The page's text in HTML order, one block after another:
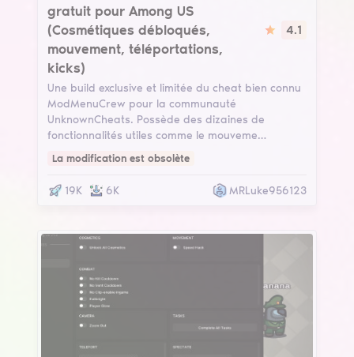
gratuit pour Among US
(Cosmétiques débloqués,
mouvement, téléportations,
kicks)
4.1
Une build exclusive et limitée du cheat bien connu
ModMenuCrew pour la communauté
UnknownCheats. Possède des dizaines de
fonctionnalités utiles comme le mouveme…
La modification est obsolète
19K 6K MRLuke956123